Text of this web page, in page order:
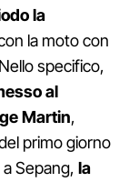
la
la moto con
specifico,
al
Martin,
primo giorno
Sepang, la